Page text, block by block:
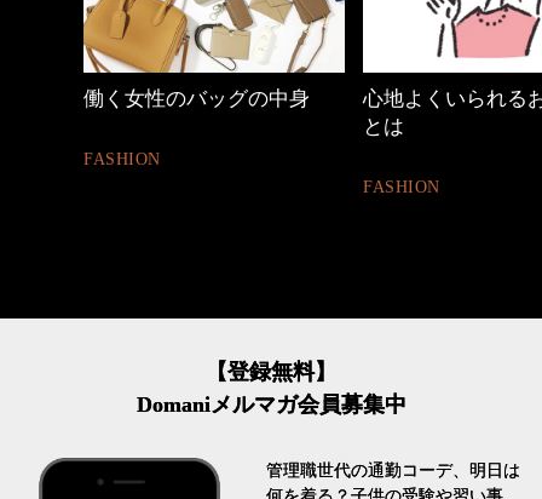
心地よくいられるおしゃれ
【ワーママのきれ
ュアル通勤】
FASHION
【登録無料】
Domaniメルマガ会員募集中
管理職世代の通勤コーデ、明日は